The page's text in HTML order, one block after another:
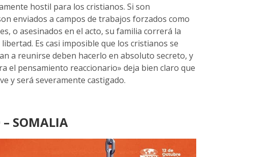
hostil para los cristianos. Si son
enviados a campos de trabajos forzados como
o asesinados en el acto, su familia correrá la
Es casi imposible que los cristianos se
a reunirse deben hacerlo en absoluto secreto, y
el pensamiento reaccionario» deja bien claro que
y será severamente castigado.
SOMALIA